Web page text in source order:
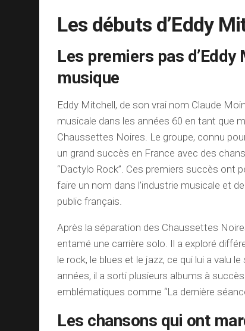
Les débuts d’Eddy
Les premiers pas
musique
Eddy Mitchell, de son vrai nom Claude
musicale dans les années 60 en tant que
Chaussettes Noires. Le groupe, connu
un grand succès en France avec des
“Dactylo Rock”. Ces premiers succès ont
faire un nom dans l’industrie musicale et
public français.
Après la séparation des Chaussettes
entamé une carrière solo. Il a exploré
le rock, le blues et le jazz, ce qui lui a valu
années, il a sorti plusieurs albums à
emblématiques comme “La dernière
Les chansons qui ont